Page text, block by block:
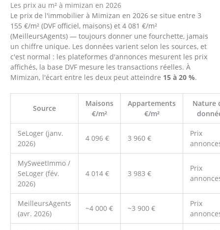
Les prix au m² à mimizan en 2026
Le prix de l'immobilier à Mimizan en 2026 se situe entre 3
155 €/m² (DVF officiel, maisons) et 4 081 €/m²
(MeilleursAgents) — toujours donner une fourchette, jamais
un chiffre unique. Les données varient selon les sources, et
c'est normal : les plateformes d'annonces mesurent les prix
affichés, la base DVF mesure les transactions réelles. À
Mimizan, l'écart entre les deux peut atteindre 15 à 20 %.
Source
Maisons
€/m²
Appartements
€/m²
Nature
SeLoger (janv.
2026)
4 096 € 3 960 €
Prix
MySweetImmo /
SeLoger (fév.
2026)
4 014 € 3 983 €
Prix
MeilleursAgents
(avr. 2026)
~4 000 € ~3 900 €
Prix